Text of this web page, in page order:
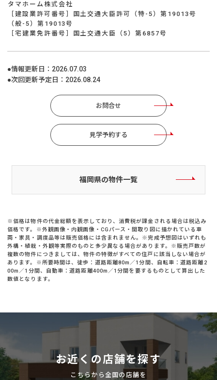
タマホーム株式会社
［建設業許可番号］国土交通大臣許可（特-5）第19013号
（般-5）第19013号
［宅建業免許番号］国土交通大臣（5）第6857号
●情報更新日： 2026.07.03
●次回更新予定日： 2026.08.24
お問合せ
見学予約する
福岡県の物件一覧
※価格は物件の代金総額を表示しており、消費税が課金される場合は税込み
価格です。※外観画像・内観画像・CGパース・間取り図に描かれている車
両・家具・調度品等は販売価格には含まれません。※完成予想図はいずれも
外構・植栽・外観等実際のものと多少異なる場合があります。※販売戸数が
複数の物件につきましては、物件の特徴がすべての住戸に該当しない場合が
あります。※所要時間は、徒歩：道路距離80m／1分間、自転車：道路距離2
00m／1分間、自動車：道路距離400m／1分間を要するものとして算出した
数値となります。
お近くの店舗を探す
こちらから全国の店舗を